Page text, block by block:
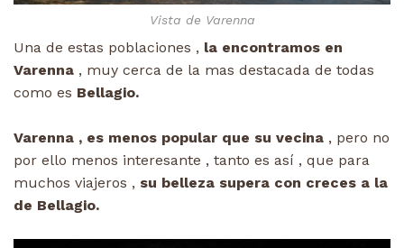
Vista de Varenna
Una de estas poblaciones , la encontramos en
Varenna , muy cerca de la mas destacada de todas
como es Bellagio.
Varenna , es menos popular que su vecina , pero no
por ello menos interesante , tanto es así , que para
muchos viajeros , su belleza supera con creces a la
de Bellagio.